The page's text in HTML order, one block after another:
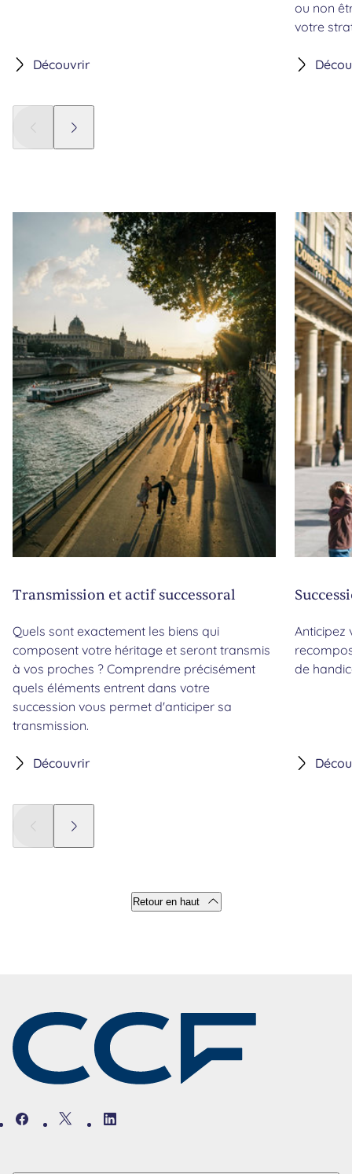
Découvrir
ou non
votre
Panneau précédent
Panneau suivant
Transmission et actif successoral
Quels sont exactement les biens qui
composent votre héritage et seront transmis
à vos proches ? Comprendre précisément
quels éléments entrent dans votre
succession vous permet d'anticiper sa
transmission.
Découvrir
Anticipez
de
Panneau précédent
Panneau suivant
Retour en haut
FacebookTwitter